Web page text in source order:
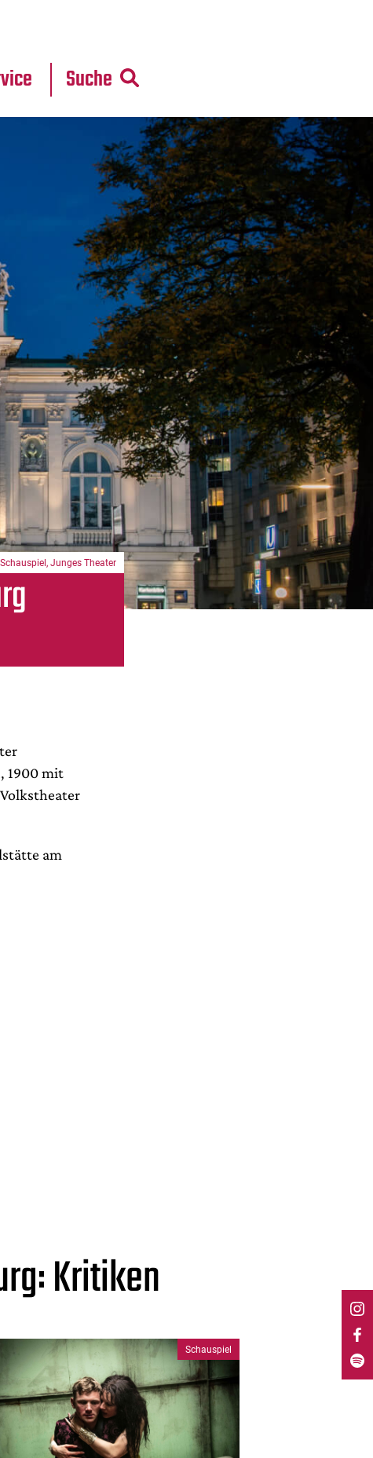
Suche
Schauspiel, Junges Theater
1900 mit
am
Kritiken
Schauspiel